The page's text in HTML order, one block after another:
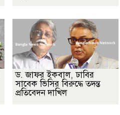
ড. জাফর ইকবাল, ঢাবির
সাবেক ভিসির বিরুদ্ধে তদন্ত
প্রতিবেদন দাখিল